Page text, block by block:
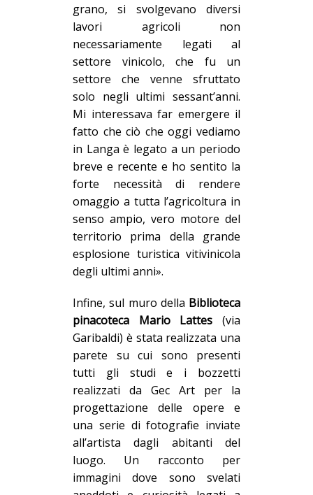
grano, si svolgevano diversi
lavori agricoli non
necessariamente legati al
settore vinicolo, che fu un
settore che venne sfruttato
solo negli ultimi sessant’anni.
Mi interessava far emergere il
fatto che ciò che oggi vediamo
in Langa è legato a un periodo
breve e recente e ho sentito la
forte necessità di rendere
omaggio a tutta l’agricoltura in
senso ampio, vero motore del
territorio prima della grande
esplosione turistica vitivinicola
degli ultimi anni».
Infine, sul muro della Biblioteca
pinacoteca Mario Lattes (via
Garibaldi) è stata realizzata una
parete su cui sono presenti
tutti gli studi e i bozzetti
realizzati da Gec Art per la
progettazione delle opere e
una serie di fotografie inviate
all’artista dagli abitanti del
luogo. Un racconto per
immagini dove sono svelati